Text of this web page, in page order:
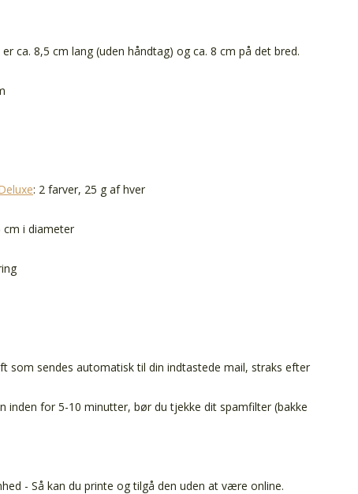
ca. 8,5 cm lang (uden håndtag) og ca. 8 cm på det bred.
: 2 farver, 25 g af hver
i diameter
som sendes automatisk til din indtastede mail, straks efter
inden for 5-10 minutter, bør du tjekke dit spamfilter (bakke
- Så kan du printe og tilgå den uden at være online.